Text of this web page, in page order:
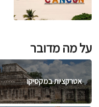
על מה מדובר
אטרקציות במקסיקו